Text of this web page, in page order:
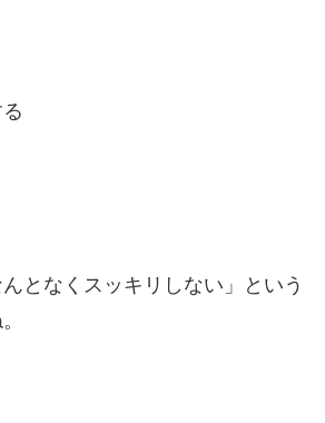
となくスッキリしない」という